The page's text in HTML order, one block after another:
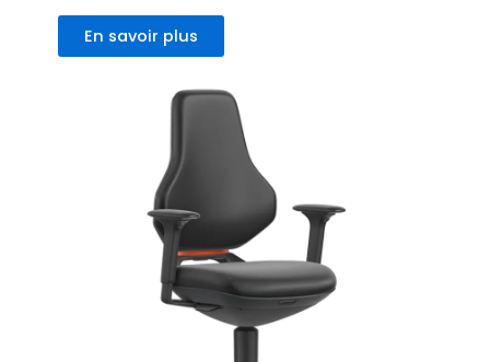
En savoir plus